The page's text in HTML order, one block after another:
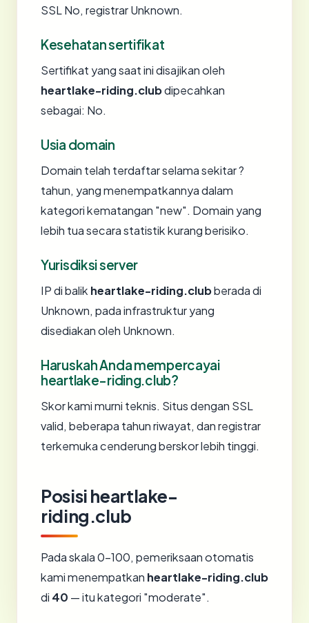
SSL No, registrar Unknown.
Kesehatan sertifikat
Sertifikat yang saat ini disajikan oleh
heartlake-riding.clubdipecahkan
sebagai: No.
Usia domain
Domain telah terdaftar selama sekitar ?
tahun, yang menempatkannya dalam
kategori kematangan "new". Domain yang
lebih tua secara statistik kurang berisiko.
Yurisdiksi server
IP di balik heartlake-riding.clubberada di
Unknown, pada infrastruktur yang
disediakan oleh Unknown.
Haruskah Anda mempercayai
heartlake-riding.club?
Skor kami murni teknis. Situs dengan SSL
valid, beberapa tahun riwayat, dan registrar
terkemuka cenderung berskor lebih tinggi.
Posisi heartlake-
riding.club
Pada skala 0-100, pemeriksaan otomatis
kami menempatkan heartlake-riding.club
di 40 — itu kategori "moderate".